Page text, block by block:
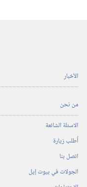
الأخبار
من نحن
الاسئلة الشائعة
أُطلب زيارة
اتصل بنا
الجولات في بيوت إيل